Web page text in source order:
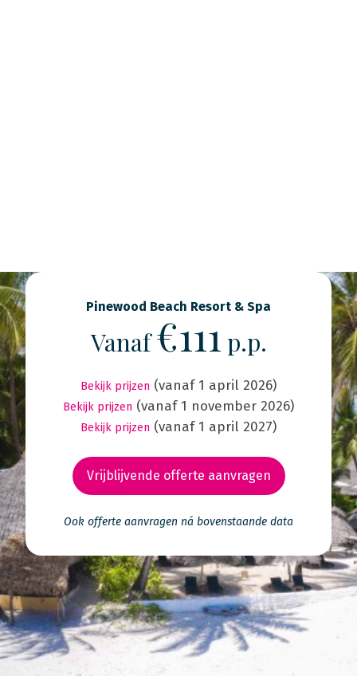
Pinewood Beach Resort & Spa
Vanaf€111 p.p.
Bekijk prijzen (vanaf 1 april 2026)
Bekijk prijzen (vanaf 1 november 2026)
Bekijk prijzen (vanaf 1 april 2027)
Vrijblijvende offerte aanvragen
Ook offerte aanvragen ná bovenstaande data